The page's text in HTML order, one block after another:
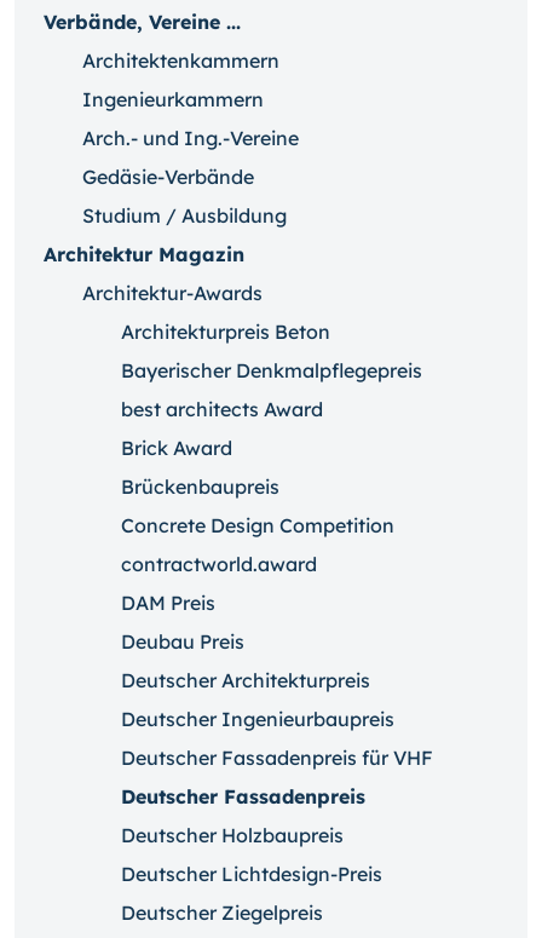
Verbände, Vereine ...
Architektenkammern
Ingenieurkammern
Arch.- und Ing.-Vereine
Gedäsie-Verbände
Studium / Ausbildung
Architektur Magazin
Architektur-Awards
Architekturpreis Beton
Bayerischer Denkmalpflegepreis
best architects Award
Brick Award
Brückenbaupreis
Concrete Design Competition
contractworld.award
DAM Preis
Deubau Preis
Deutscher Architekturpreis
Deutscher Ingenieurbaupreis
Deutscher Fassadenpreis für VHF
Deutscher Fassadenpreis
Deutscher Holzbaupreis
Deutscher Lichtdesign-Preis
Deutscher Ziegelpreis